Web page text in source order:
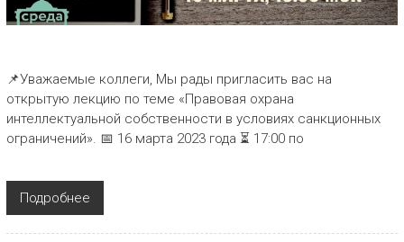
📌Уважаемые коллеги, Мы рады пригласить вас на
открытую лекцию по теме «Правовая охрана
интеллектуальной собственности в условиях санкционных
ограничений». 📅 16 марта 2023 года ⏳ 17:00 по
Подробнее